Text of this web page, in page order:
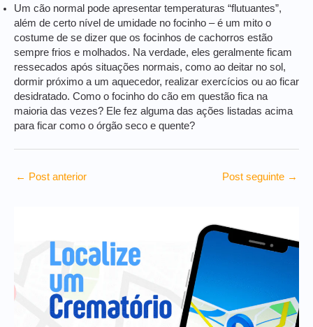
Um cão normal pode apresentar temperaturas “flutuantes”,
além de certo nível de umidade no focinho – é um mito o
costume de se dizer que os focinhos de cachorros estão
sempre frios e molhados. Na verdade, eles geralmente ficam
ressecados após situações normais, como ao deitar no sol,
dormir próximo a um aquecedor, realizar exercícios ou ao ficar
desidratado. Como o focinho do cão em questão fica na
maioria das vezes? Ele fez alguma das ações listadas acima
para ficar como o órgão seco e quente?
← Post anterior Post seguinte →